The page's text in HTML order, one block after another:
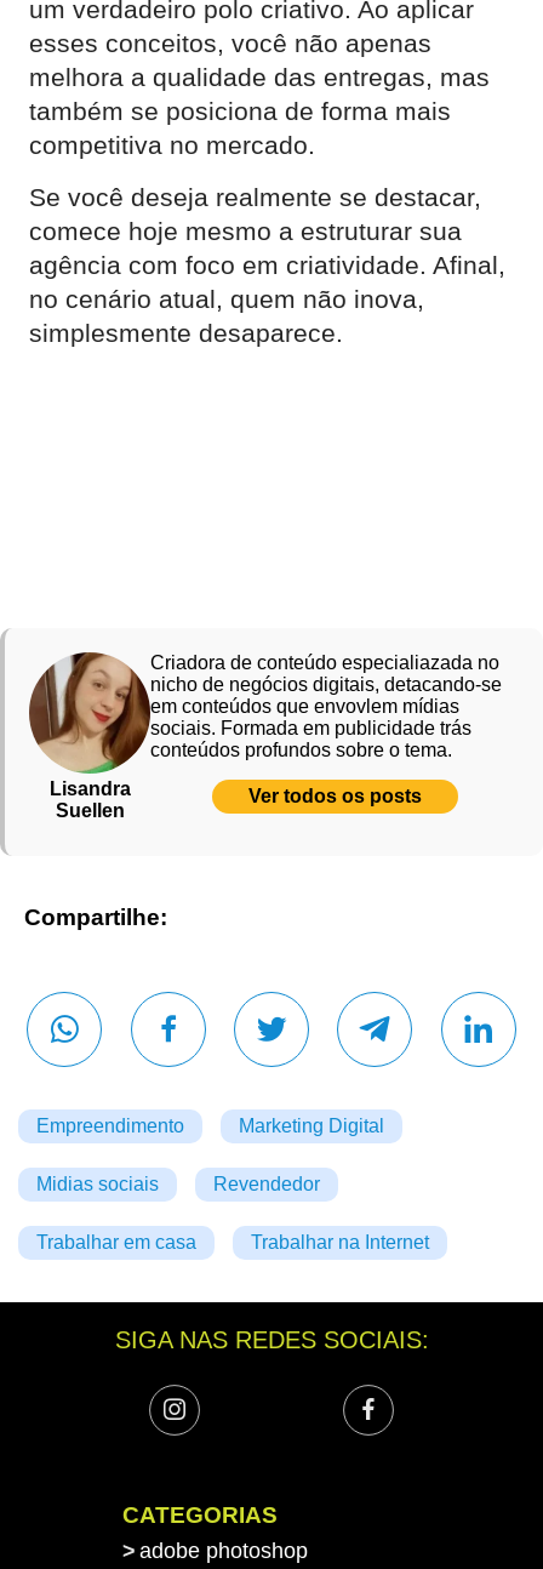
um verdadeiro polo criativo. Ao aplicar
esses conceitos, você não apenas
melhora a qualidade das entregas, mas
também se posiciona de forma mais
competitiva no mercado.
Se você deseja realmente se destacar,
comece hoje mesmo a estruturar sua
agência com foco em criatividade. Afinal,
no cenário atual, quem não inova,
simplesmente desaparece.
Lisandra
Suellen
Criadora de conteúdo especialiazada no
nicho de negócios digitais, detacando-se
em conteúdos que envovlem mídias
sociais. Formada em publicidade trás
conteúdos profundos sobre o tema.
Ver todos os posts
Compartilhe:
Empreendimento Marketing Digital
Midias sociais Revendedor
Trabalhar em casa Trabalhar na Internet
SIGA NAS REDES SOCIAIS:
CATEGORIAS
adobe photoshop